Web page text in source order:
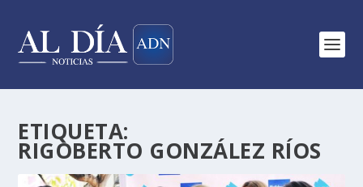
ETIQUETA:
RIGOBERTO GONZÁLEZ RÍOS